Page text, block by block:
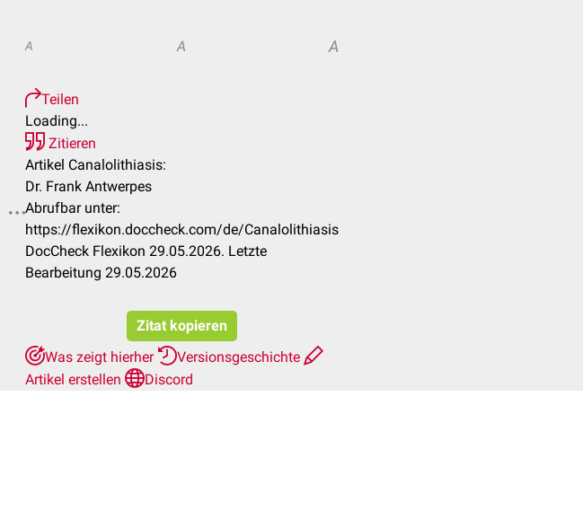
A A A
Teilen
Loading...
Zitieren
Artikel Canalolithiasis:
Dr. Frank Antwerpes
Abrufbar unter:
https://flexikon.doccheck.com/de/Canalolithiasis
DocCheck Flexikon 29.05.2026. Letzte
Bearbeitung 29.05.2026
Zitat kopieren
Was zeigt hierher
Versionsgeschichte
Artikel erstellen
Discord